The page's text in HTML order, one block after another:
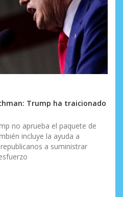
Trump ha traicionado
no aprueba el paquete de
incluye la ayuda a
a suministrar